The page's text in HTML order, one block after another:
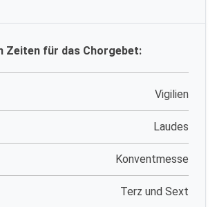
Zeiten für das Chorgebet:
Vigilien
Laudes
Konventmesse
Terz und Sext